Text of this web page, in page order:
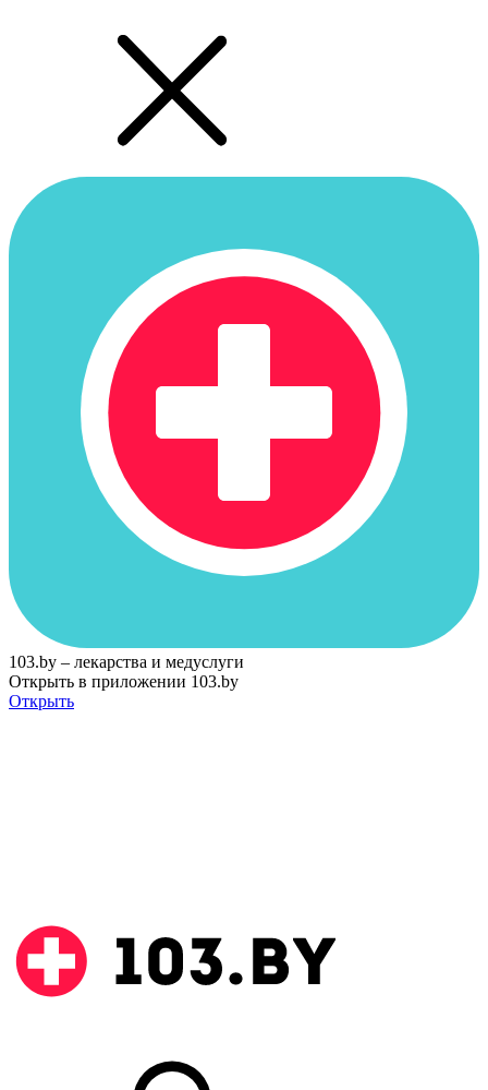
103.by – лекарства и медуслуги
Открыть в приложении 103.by
Открыть